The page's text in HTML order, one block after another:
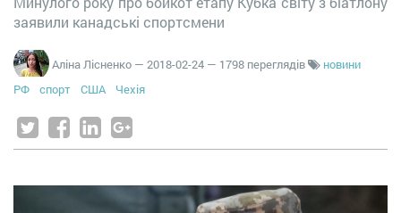
заявили канадські спортсмени
Аліна Лісненко — 2018-02-24 — 1798 переглядів
новини
РФ
спорт США Чехія